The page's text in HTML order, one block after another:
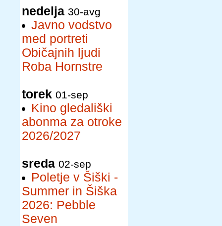
nedelja 30-avg
Javno vodstvo
med portreti
Običajnih ljudi
Roba Hornstre
torek 01-sep
Kino gledališki
abonma za otroke
2026/2027
sreda 02-sep
Poletje v Šiški -
Summer in Šiška
2026: Pebble
Seven